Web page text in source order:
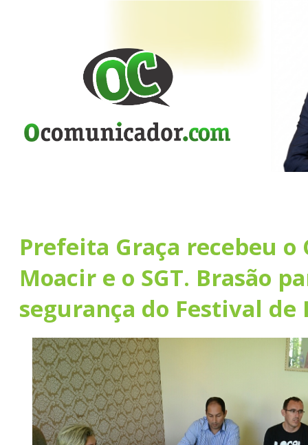
Prefeita Graça recebeu o
Moacir e o SGT. Brasão
segurança do Festival de